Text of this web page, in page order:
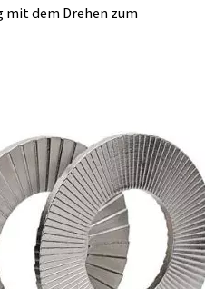
mit dem Drehen zum